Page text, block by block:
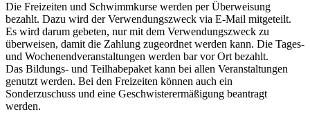
Die Freizeiten und Schwimmkurse werden per Überweisung
bezahlt. Dazu wird der Verwendungszweck via E-Mail mitgeteilt.
Es wird darum gebeten, nur mit dem Verwendungszweck zu
überweisen, damit die Zahlung zugeordnet werden kann. Die Tages-
und Wochenendveranstaltungen werden bar vor Ort bezahlt.
Das Bildungs- und Teilhabepaket kann bei allen Veranstaltungen
genutzt werden. Bei den Freizeiten können auch ein
Sonderzuschuss und eine Geschwisterermäßigung beantragt
werden.